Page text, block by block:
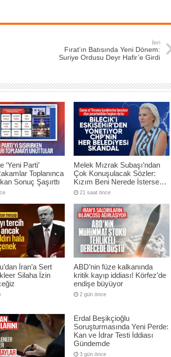
İleri
Fırat’ın Batısında Yeni Dönem:
Suriye Ordusu Deyr Hafir’e Girdi
‘Yeni Parti’
Toplanınca
Sonuç Şaşırttı
Melek Mızrak Subaşı’ndan
Çok Konuşulacak Sözler:
Kızım Beni Nerede İsterse…
21 saat önce
İran’a Sert
Silaha İzin
ABD’nin füze kalkanında
kritik kayıp iddiası! Körfez’de
endişe büyüyor
2 gün önce
Erdal Beşikçioğlu
Soruşturmasında Yeni Perde:
Kan ve İdrar Testi İddiası
Gündemde
3 gün önce